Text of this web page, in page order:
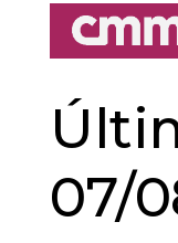
07/